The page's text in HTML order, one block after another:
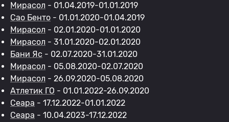
Мирасол - 01.04.2019-01.01.2019
Сао Бенто - 01.01.2020-01.04.2019
Мирасол - 02.01.2020-01.01.2020
Мирасол - 31.01.2020-02.01.2020
Бани Яс - 02.07.2020-31.01.2020
Мирасол - 05.08.2020-02.07.2020
Мирасол - 26.09.2020-05.08.2020
Атлетик ГО - 01.01.2022-26.09.2020
Сеара - 17.12.2022-01.01.2022
Сеара - 10.04.2023-17.12.2022